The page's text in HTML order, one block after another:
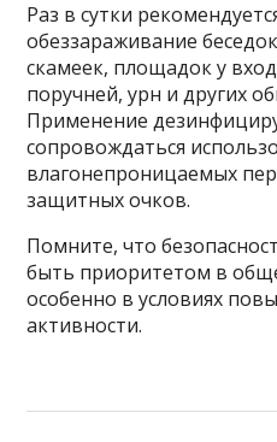
Раз в сутки
обеззараживание
скамеек, площадок у
поручней, урн и других
Применение
сопровождаться
влагонепроницаемых
защитных очков.
Помните, что
быть приоритетом в
особенно в условиях
активности.